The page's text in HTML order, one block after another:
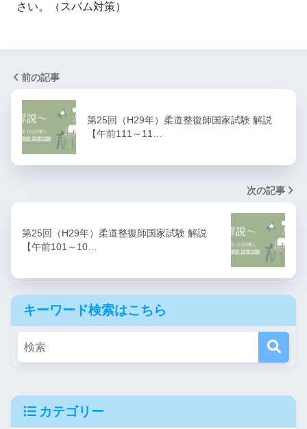
さい。（スパム対策）
前の記事
第25回（H29年）柔道整復師国家試験 解説
【午前111～11…
次の記事
第25回（H29年）柔道整復師国家試験 解説
【午前101～10…
キーワード検索はこちら
カテゴリー